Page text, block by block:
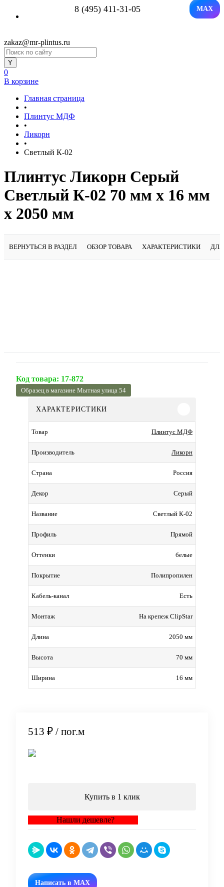
8 (495) 411-31-05 MAX
zakaz@mr-plintus.ru
0
В корзине
Главная страница
•
Плинтус МДФ
•
Ликорн
•
Светлый К-02
Плинтус Ликорн Серый
Светлый К-02 70 мм х 16 мм
х 2050 мм
ВЕРНУТЬСЯ В РАЗДЕЛ ОБЗОР ТОВАРА ХАРАКТЕРИСТИКИ
Код товара: 17-872
Образец в магазине Мытная улица 54
ХАРАКТЕРИСТИКИ
Товар Плинтус МДФ
Производитель Ликорн
Страна Россия
Декор Серый
Название Светлый К-02
Профиль Прямой
Оттенки белые
Покрытие Полипропилен
Кабель-канал Есть
Монтаж На крепеж ClipStar
Длина 2050 мм
Высота 70 мм
Ширина 16 мм
513 ₽ / пог.м
Купить в 1 клик
Нашли дешевле?
Написать в MAX